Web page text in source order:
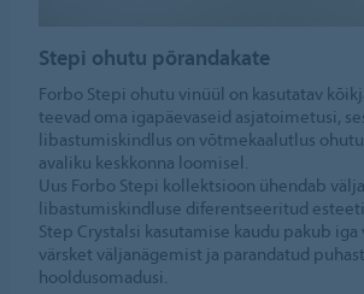
Stepi ohutu põrandakate
Forbo Stepi ohutu vinüül on kasutatav
teevad oma igapäevaseid asjatoimetusi,
libastumiskindlus on võtmekaalutlus
avaliku keskkonna loomisel.
Uus Forbo Stepi kollektsioon ühendab
libastumiskindluse diferentseeritud
Step Crystalsi kasutamise kaudu pakub
värsket väljanägemist ja parandatud
hooldusomadusi.